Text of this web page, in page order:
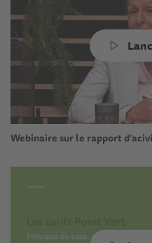
Webinaire sur le rapport